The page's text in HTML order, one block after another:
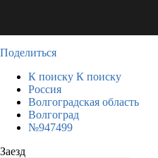
Поделиться
К поиску К поиску
Россия
Волгоградская область
Волгоград
№947499
Заезд